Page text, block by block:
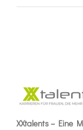
XXtalents – Eine